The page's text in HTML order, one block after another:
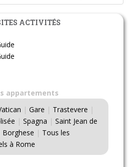
ACTIVITÉS
appartements
| Gare | Trastevere |
| Spagna | Saint Jean de
Borghese | Tous les
à Rome